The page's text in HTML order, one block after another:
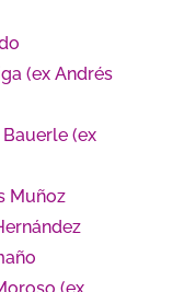
(ex Andrés
(ex
Muñoz